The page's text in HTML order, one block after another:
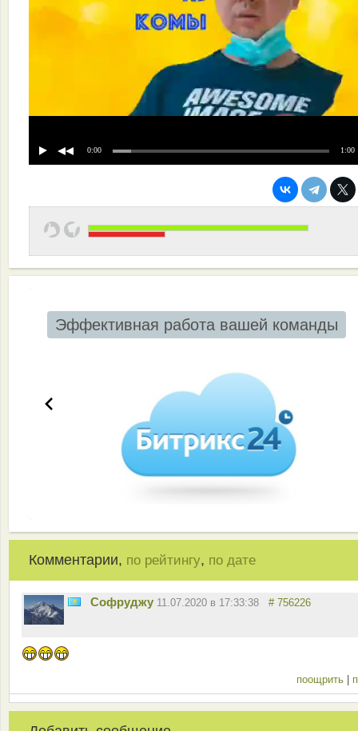
0:00 1:00
Эффективная работа вашей команды
Комментарии, по рейтингу, по дате
Софруджу 11.07.2020 в 17:33:38 # 756226
поощрить